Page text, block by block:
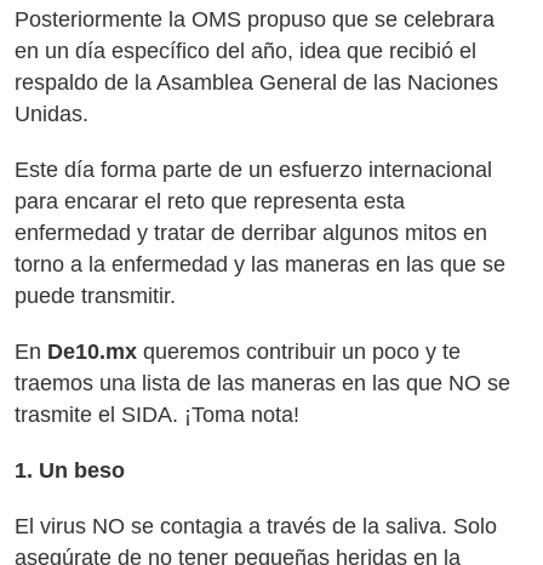
Posteriormente la OMS propuso que se celebrara
en un día específico del año, idea que recibió el
respaldo de la Asamblea General de las Naciones
Unidas.
Este día forma parte de un esfuerzo internacional
para encarar el reto que representa esta
enfermedad y tratar de derribar algunos mitos en
torno a la enfermedad y las maneras en las que se
puede transmitir.
En De10.mx queremos contribuir un poco y te
traemos una lista de las maneras en las que NO se
trasmite el SIDA. ¡Toma nota!
1. Un beso
El virus NO se contagia a través de la saliva. Solo
asegúrate de no tener pequeñas heridas en la